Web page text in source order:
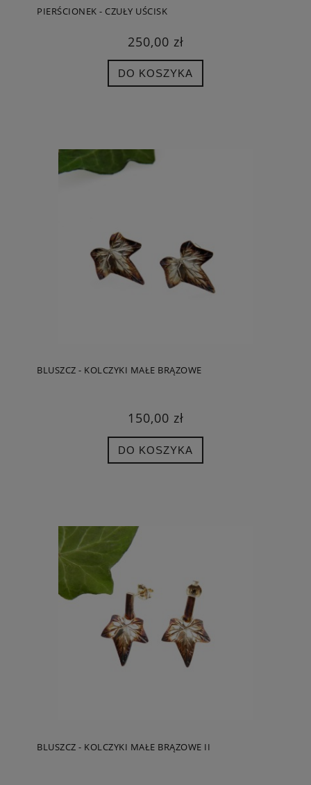
PIERŚCIONEK - CZUŁY UŚCISK
250,00 zł
DO KOSZYKA
BLUSZCZ - KOLCZYKI MAŁE BRĄZOWE
150,00 zł
DO KOSZYKA
BLUSZCZ - KOLCZYKI MAŁE BRĄZOWE II